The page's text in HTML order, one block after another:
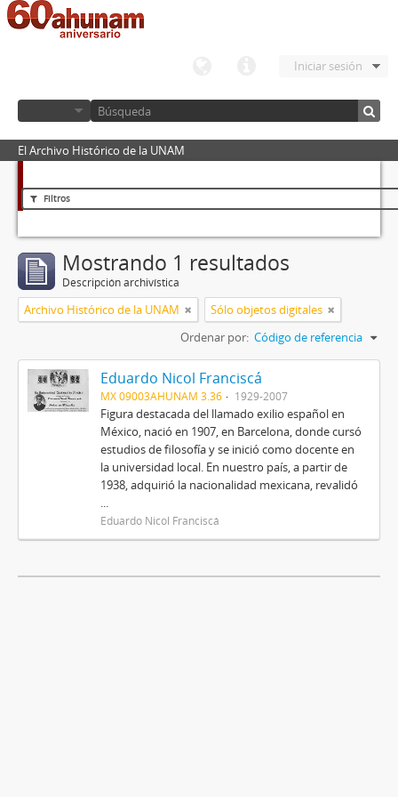
Iniciar sesión
El Archivo Histórico de la UNAM
Filtros
Mostrando 1 resultados
Descripción archivística
Archivo Histórico de la UNAM
Sólo objetos digitales
Ordenar por: Código de referencia
Eduardo Nicol Franciscá
MX 09003AHUNAM 3.36 1929-2007
Figura destacada del llamado exilio español en
México, nació en 1907, en Barcelona, donde cursó
estudios de filosofía y se inició como docente en
la universidad local. En nuestro país, a partir de
1938, adquirió la nacionalidad mexicana, revalidó
...
Eduardo Nicol Franciscá